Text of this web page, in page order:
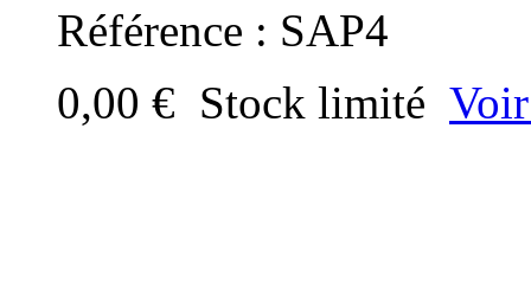
Référence : SAP4
0,00 € Stock limité